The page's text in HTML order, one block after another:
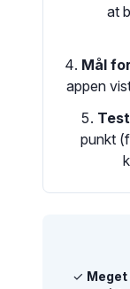
at
Mål
appen
punkt
✓ Meget